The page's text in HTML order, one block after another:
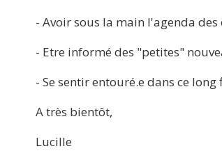
- Avoir sous la main l'agenda
- Etre informé des "petites"
- Se sentir entouré.e dans ce
A très bientôt,
Lucille